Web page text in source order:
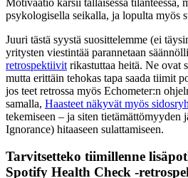
psykologisella seikalla, ja lopulta myös
Juuri tästä syystä suosittelemme (ei
yritysten viestintää parannetaan
retrospektiivit rikastuttaa heitä. Ne ovat
mutta erittäin tehokas tapa saada tiimit
jos teet retrossa myös Echometer:n
samalla, Haasteet näkyvät myös
tekemiseen – ja siten tietämättömyyden
Ignorance) hitaaseen sulattamiseen.
Tarvitsetteko tiimillenne
Spotify Health Check -